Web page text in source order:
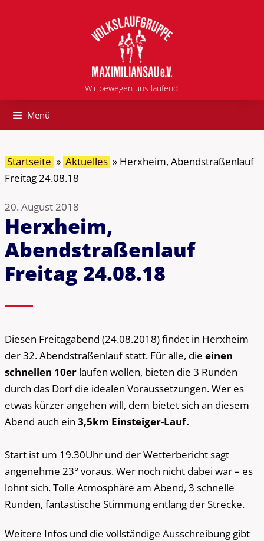
Wir bewegen uns laufend.
Menü
Startseite » Aktuelles » Herxheim, Abendstraßenlauf
Freitag 24.08.18
20. August 2018
Herxheim,
Abendstraßenlauf
Freitag 24.08.18
Diesen Freitagabend (24.08.2018) findet in Herxheim
der 32. Abendstraßenlauf statt. Für alle, die einen
schnellen 10er laufen wollen, bieten die 3 Runden
durch das Dorf die idealen Voraussetzungen. Wer es
etwas kürzer angehen will, dem bietet sich an diesem
Abend auch ein 3,5km Einsteiger-Lauf.
Start ist um 19.30Uhr und der Wetterbericht sagt
angenehme 23° voraus. Wer noch nicht dabei war – es
lohnt sich. Tolle Atmosphäre am Abend, 3 schnelle
Runden, fantastische Stimmung entlang der Strecke.
Weitere Infos und die vollständige Ausschreibung gibt